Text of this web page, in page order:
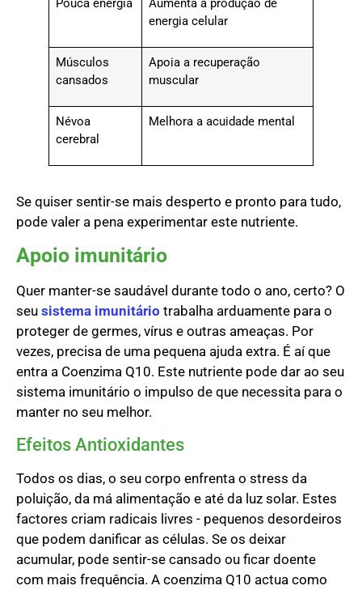
Pouca energia
Aumenta a produção de
energia celular
Músculos
cansados
Apoia a recuperação
muscular
Névoa
cerebral
Melhora a acuidade mental
Se quiser sentir-se mais desperto e pronto para tudo,
pode valer a pena experimentar este nutriente.
Apoio imunitário
Quer manter-se saudável durante todo o ano, certo? O
seu sistema imunitário trabalha arduamente para o
proteger de germes, vírus e outras ameaças. Por
vezes, precisa de uma pequena ajuda extra. É aí que
entra a Coenzima Q10. Este nutriente pode dar ao seu
sistema imunitário o impulso de que necessita para o
manter no seu melhor.
Efeitos Antioxidantes
Todos os dias, o seu corpo enfrenta o stress da
poluição, da má alimentação e até da luz solar. Estes
factores criam radicais livres - pequenos desordeiros
que podem danificar as células. Se os deixar
acumular, pode sentir-se cansado ou ficar doente
com mais frequência. A coenzima Q10 actua como